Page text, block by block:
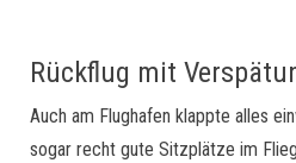
Rückflug mit
Auch am Flughafen klappte alles
sogar recht gute Sitzplätze im